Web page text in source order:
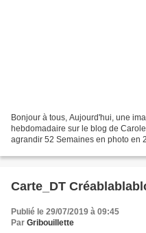
Bonjour à tous, Aujourd'hui, une
hebdomadaire sur le blog de
agrandir 52 Semaines en photo en
Carte_DT
Publié le 29/07/2019 à 09:45
Par Gribouillette